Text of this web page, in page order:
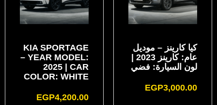
كيا كارينز – موديل
لون السيارة: فضي
EGP3,000.00
KIA SPORTAGE
– YEAR MODEL:
2025 | CAR
COLOR: WHITE
EGP4,200.00